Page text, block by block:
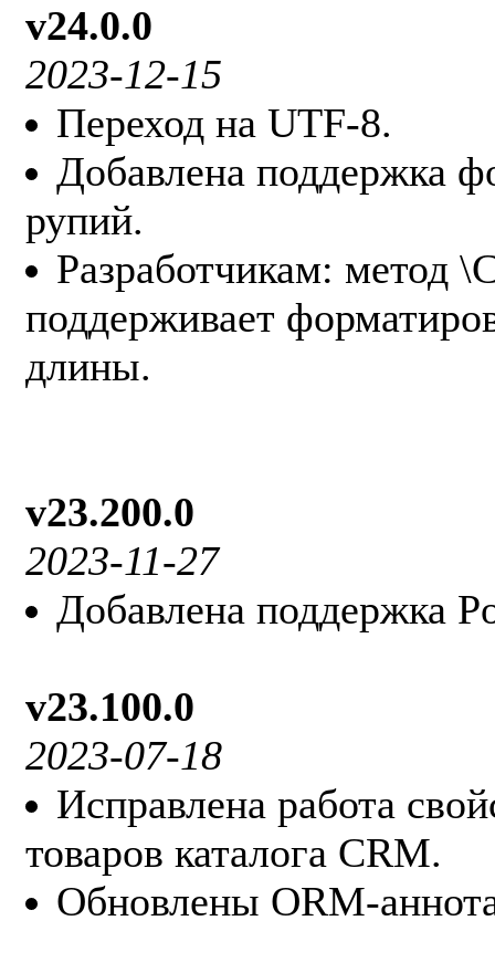
v24.0.0
2023-12-15
Переход на UTF-8.
Добавлена поддержка
рупий.
Разработчикам: метод
поддерживает
длины.
v23.200.0
2023-11-27
Добавлена поддержка
v23.100.0
2023-07-18
Исправлена работа
товаров каталога CRM.
Обновлены ORM-